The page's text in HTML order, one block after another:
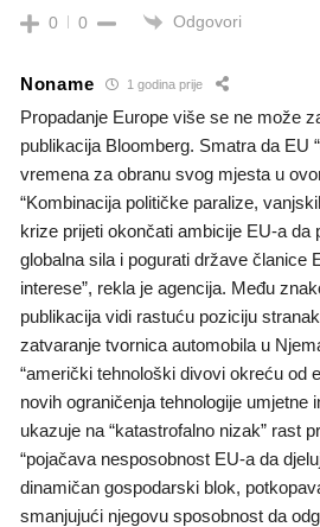
0 0 Odgovori
Noname 1 godina prije
Propadanje Europe više se ne može
publikacija Bloomberg. Smatra da EU
vremena za obranu svog mjesta u
“Kombinacija političke paralize,
krize prijeti okončati ambicije EU-a da
globalna sila i pogurati države članice
interese”, rekla je agencija. Među
publikacija vidi rastuću poziciju
zatvaranje tvornica automobila u
“američki tehnološki divovi okreću od
novih ograničenja tehnologije umjetne
ukazuje na “katastrofalno nizak” rast
“pojačava nesposobnost EU-a da
dinamičan gospodarski blok,
smanjujući njegovu sposobnost da